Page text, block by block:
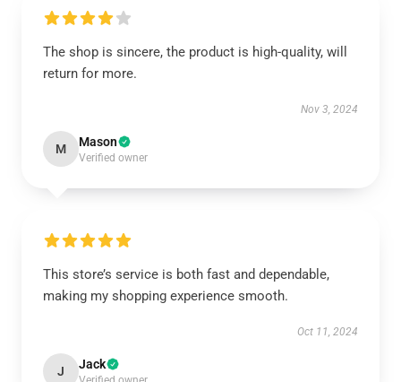
The shop is sincere, the product is high-quality, will
return for more.
Nov 3, 2024
M Mason
Verified owner
This store’s service is both fast and dependable,
making my shopping experience smooth.
Oct 11, 2024
J Jack